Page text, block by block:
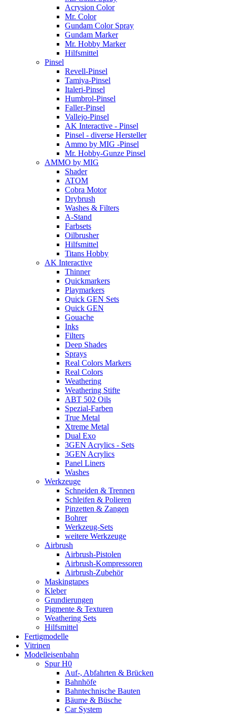
Acrysion Color
Mr. Color
Gundam Color Spray
Gundam Marker
Mr. Hobby Marker
Hilfsmittel
Pinsel
Revell-Pinsel
Tamiya-Pinsel
Italeri-Pinsel
Humbrol-Pinsel
Faller-Pinsel
Vallejo-Pinsel
AK Interactive - Pinsel
Pinsel - diverse Hersteller
Ammo by MIG -Pinsel
Mr. Hobby-Gunze Pinsel
AMMO by MIG
Shader
ATOM
Cobra Motor
Drybrush
Washes & Filters
A-Stand
Farbsets
Oilbrusher
Hilfsmittel
Titans Hobby
AK Interactive
Thinner
Quickmarkers
Playmarkers
Quick GEN Sets
Quick GEN
Gouache
Inks
Filters
Deep Shades
Sprays
Real Colors Markers
Real Colors
Weathering
Weathering Stifte
ABT 502 Oils
Spezial-Farben
True Metal
Xtreme Metal
Dual Exo
3GEN Acrylics - Sets
3GEN Acrylics
Panel Liners
Washes
Werkzeuge
Schneiden & Trennen
Schleifen & Polieren
Pinzetten & Zangen
Bohrer
Werkzeug-Sets
weitere Werkzeuge
Airbrush
Airbrush-Pistolen
Airbrush-Kompressoren
Airbrush-Zubehör
Maskingtapes
Kleber
Grundierungen
Pigmente & Texturen
Weathering Sets
Hilfsmittel
Fertigmodelle
Vitrinen
Modelleisenbahn
Spur H0
Auf-, Abfahrten & Brücken
Bahnhöfe
Bahntechnische Bauten
Bäume & Büsche
Car System